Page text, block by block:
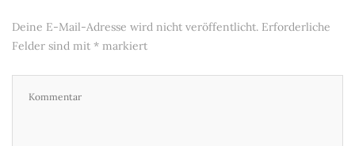
Deine E-Mail-Adresse wird nicht veröffentlicht. Erforderliche
Felder sind mit * markiert